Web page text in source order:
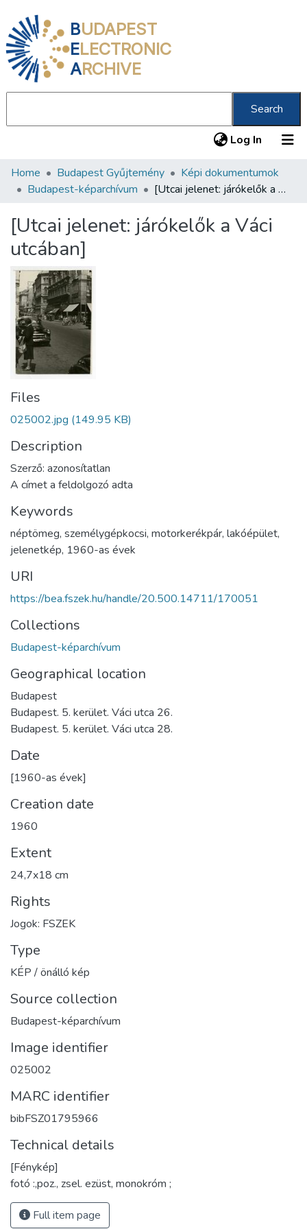
BUDAPEST
ELECTRONIC
ARCHIVE
Search
Log In (current)
Communities & Collections
Statistics
About us
Home Budapest Gyűjtemény
Képi dokumentumok
Budapest-képarchívum
[Utcai jelenet: járókelők a Váci utcában]
[Utcai jelenet: járókelők a Váci
utcában]
Files
025002.jpg (149.95 KB)
Description
Szerző: azonosítatlan
A címet a feldolgozó adta
Keywords
néptömeg, személygépkocsi, motorkerékpár, lakóépület,
jelenetkép, 1960-as évek
URI
https://bea.fszek.hu/handle/20.500.14711/170051
Collections
Budapest-képarchívum
Geographical location
Budapest
Budapest. 5. kerület. Váci utca 26.
Budapest. 5. kerület. Váci utca 28.
Date
[1960-as évek]
Creation date
1960
Extent
24,7x18 cm
Rights
Jogok: FSZEK
Type
KÉP / önálló kép
Source collection
Budapest-képarchívum
Image identifier
025002
MARC identifier
bibFSZ01795966
Technical details
[Fénykép]
fotó :,poz., zsel. ezüst, monokróm ;
Full item page